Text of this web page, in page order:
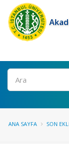
Ara
ANA SAYFA SON